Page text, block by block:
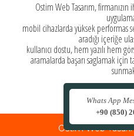
Ostim Web Tasarım,
mobil cihazlarda yüksek performas
aradığı içeriğe
kullanıcı dostu, hem yazılı hem
aramalarda başarı saglamak için
Ostim Web
Whats App
+90 (850)